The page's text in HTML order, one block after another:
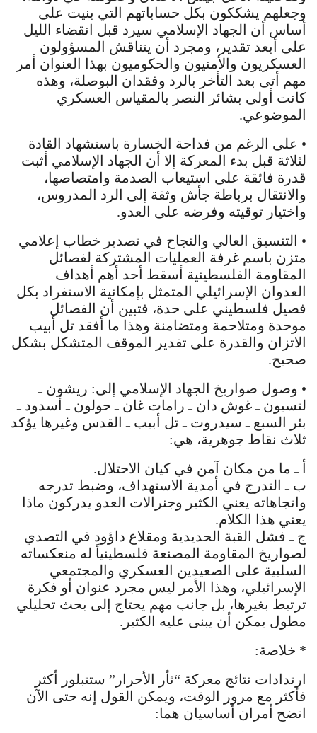
وجعلهم يشككون بكل حساباتهم التي بنيت على
أساس أن الجهاد الإسلامي سيرد قبل انقضاء الليل
على أبعد تقدير، ومجرد أن يتناقش المسؤولون
العسكريون والأمنيون والحكوميون بهذا العنوان أمر
مهم أتى بعد التأخر بالرد وفقدان البوصلة، وهذه
كانت أولى بشائر النصر بالمقياس العسكري
الموضوعي.
• على الرغم من فداحة الخسارة باستشهاد القادة
لثلاثة قبل بدء المعركة إلا أن الجهاد الإسلامي أثبت
قدرة فائقة على استيعاب الصدمة وامتصاصها،
والانتقال برباطة جأش وثقة إلى الرد المدروس،
واختيار توقيته وفرضه على العدو.
• التنسيق العالي والنجاح في تصدير خطاب إعلامي
متزن باسم غرفة العمليات المشتركة لفصائل
المقاومة الفلسطينية أسقط أحد أهم أهداف
العدوان الإسرائيلي المتمثل بإمكانية الاستفراد بكل
فصيل فلسطيني على حدة، فتبين أن الفصائل
موحدة ومتلاحمة ومتضامنة وهذا ما أفقد تل أبيب
الاتزان والقدرة على تقدير الموقف المتشكل بشكل
صحيح.
• وصول صواريخ الجهاد الإسلامي إلى: ريشون ـ
لتسيون ـ غوش دان ـ رامات غان ـ حولون ـ أسدود ـ
بئر السبع ـ سيدروت ـ تل أبيب ـ القدس وغيرها يؤكد
ثلاث نقاط جوهرية، هي:
أ ـ ما من مكان آمن في كيان الاحتلال.
ب ـ التدرج في أمدية الاستهداف، وضبط تدرجه
واتجاهاته يعني الكثير وجنرالات العدو يدركون ماذا
يعني هذا الكلام.
ج ـ فشل القبة الحديدية ومقلاع داؤود في التصدي
لصواريخ المقاومة المصنعة فلسطينياً له منعكساته
السلبية على الصعيدين العسكري والمجتمعي
الإسرائيلي، وهذا الأمر ليس مجرد عنوان أو فكرة
ترتبط بغيرها، بل جانب مهم يحتاج إلى بحث تحليلي
مطول يمكن أن يبنى عليه الكثير.
* خلاصة:
ارتدادات نتائج معركة “ثأر الأحرار” ستتبلور أكثر
فأكثر مع مرور الوقت، ويمكن القول إنه حتى الآن
اتضح أمران أساسيان هما: